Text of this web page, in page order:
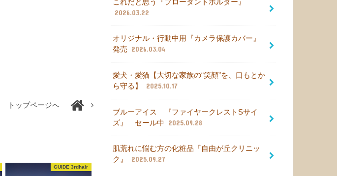
トップページへ
GUIDE 3rdhair
これだと思う『フロータントホルダー』
2026.03.22
オリジナル・行動中用『カメラ保護カバー』
発売
2026.03.04
愛犬・愛猫【大切な家族の“笑顔”を、口もとか
ら守る】
2025.10.17
ブルーアイス 『ファイヤークレストSサイ
ズ』 セール中
2025.09.28
肌荒れに悩む方の化粧品『自由が丘クリニッ
ク』
2025.09.27